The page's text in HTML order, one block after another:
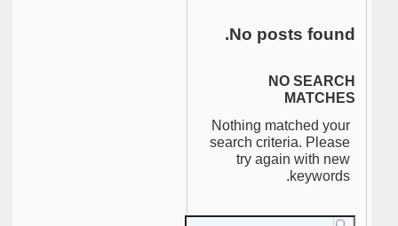
No posts found.
NO SEARCH
MATCHES
Nothing matched your
search criteria. Please
try again with new
keywords.